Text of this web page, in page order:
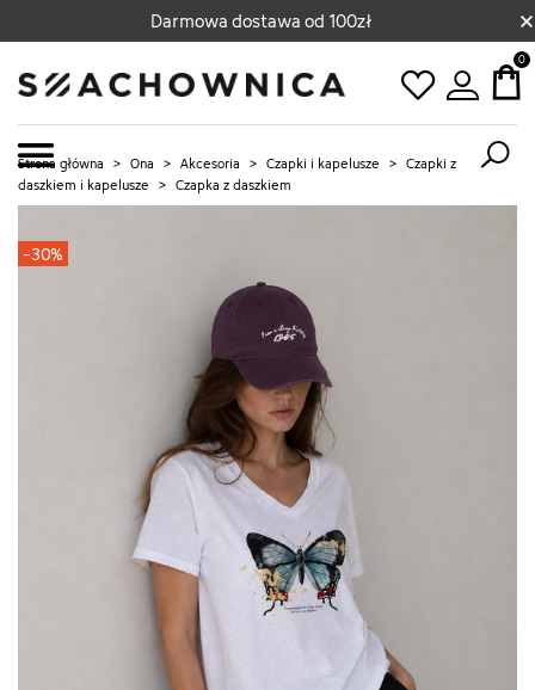
Darmowa dostawa od 100zł ×
0
Strona główna > Ona > Akcesoria > Czapki i kapelusze > Czapki z
daszkiem i kapelusze > Czapka z daszkiem
-30%